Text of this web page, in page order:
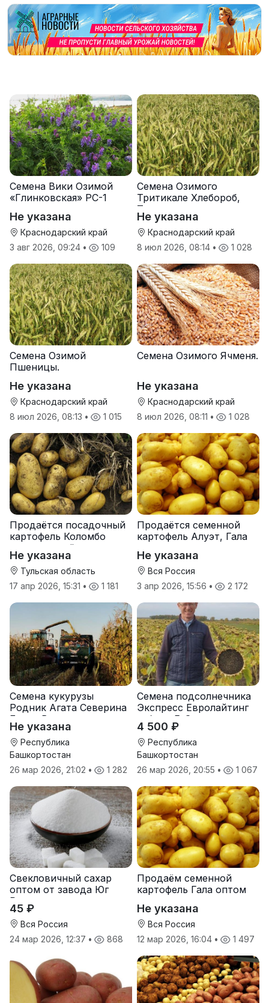
Семена Вики Озимой
«Глинковская» РС-1
Не указана
Краснодарский край
3 авг 2026, 09:24 • 109
Семена Озимого
Тритикале Хлебороб,
Тихон
Не указана
Краснодарский край
8 июл 2026, 08:14 • 1 028
Семена Озимой
Пшеницы.
Не указана
Краснодарский край
8 июл 2026, 08:13 • 1 015
Семена Озимого Ячменя.
Не указана
Краснодарский край
8 июл 2026, 08:11 • 1 028
Продаётся посадочный
картофель Коломбо
оптом от трёх тонн
Не указана
Тульская область
17 апр 2026, 15:31 • 1 181
Продаётся семенной
картофель Алуэт, Гала
Не указана
Вся Россия
3 апр 2026, 15:56 • 2 172
Семена кукурузы
Родник Агата Северина
Берта Вилора
Прохладненский Дарина
Росс Машук Катерина
Не указана
Республика
Башкортостан
26 мар 2026, 21:02 • 1 282
Семена подсолнечника
Экспресс Евролайтинг
гибрид F-G+
4 500 ₽
Республика
Башкортостан
26 мар 2026, 20:55 • 1 067
Свекловичный сахар
оптом от завода Юг
Руси
45 ₽
Вся Россия
24 мар 2026, 12:37 • 868
Продаём семенной
картофель Гала оптом
Не указана
Вся Россия
12 мар 2026, 16:04 • 1 497